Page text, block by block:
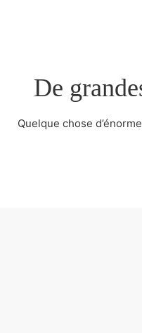
De
Quelque chose